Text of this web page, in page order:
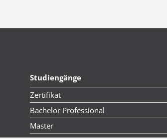
Studiengänge
Zertifikat
Bachelor Professional
Master